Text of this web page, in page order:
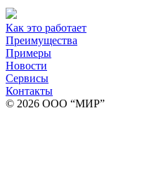
Как это работает
Преимущества
Примеры
Новости
Сервисы
Контакты
© 2026 ООО “МИР”